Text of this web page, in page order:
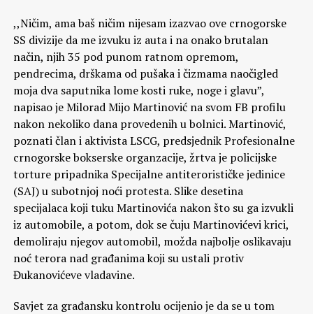
,,Ničim, ama baš ničim nijesam izazvao ove crnogorske
SS divizije da me izvuku iz auta i na onako brutalan
način, njih 35 pod punom ratnom opremom,
pendrecima, drškama od pušaka i čizmama naočigled
moja dva saputnika lome kosti ruke, noge i glavu”,
napisao je Milorad Mijo Martinović na svom FB profilu
nakon nekoliko dana provedenih u bolnici. Martinović,
poznati član i aktivista LSCG, predsjednik Profesionalne
crnogorske bokserske organzacije, žrtva je policijske
torture pripadnika Specijalne antiterorističke jedinice
(SAJ) u subotnjoj noći protesta. Slike desetina
specijalaca koji tuku Martinovića nakon što su ga izvukli
iz automobile, a potom, dok se čuju Martinovićevi krici,
demoliraju njegov automobil, možda najbolje oslikavaju
noć terora nad građanima koji su ustali protiv
Đukanovićeve vladavine.
Savjet za građansku kontrolu ocijenio je da se u tom